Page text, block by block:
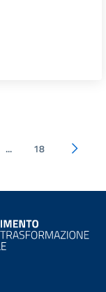
... 18